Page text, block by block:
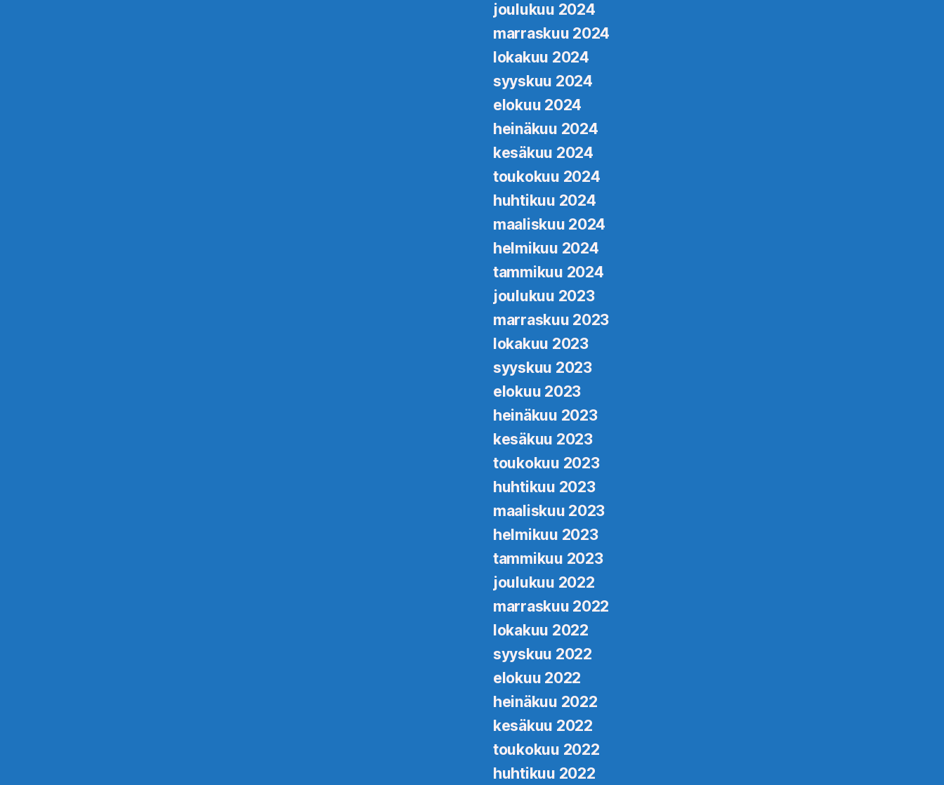
joulukuu 2024
marraskuu 2024
lokakuu 2024
syyskuu 2024
elokuu 2024
heinäkuu 2024
kesäkuu 2024
toukokuu 2024
huhtikuu 2024
maaliskuu 2024
helmikuu 2024
tammikuu 2024
joulukuu 2023
marraskuu 2023
lokakuu 2023
syyskuu 2023
elokuu 2023
heinäkuu 2023
kesäkuu 2023
toukokuu 2023
huhtikuu 2023
maaliskuu 2023
helmikuu 2023
tammikuu 2023
joulukuu 2022
marraskuu 2022
lokakuu 2022
syyskuu 2022
elokuu 2022
heinäkuu 2022
kesäkuu 2022
toukokuu 2022
huhtikuu 2022